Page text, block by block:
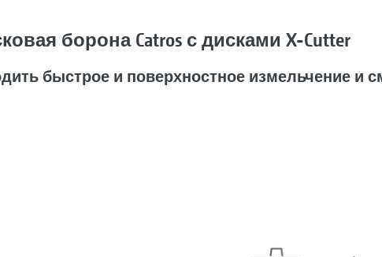
борона Catros с дисками X-Cutter
быстрое и поверхностное измельчение и